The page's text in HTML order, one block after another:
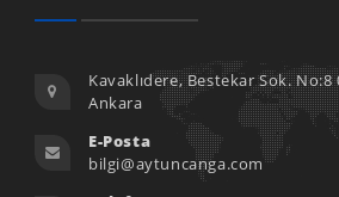
Kavaklıdere, Bestekar Sok. No:8
Ankara
E-Posta
bilgi@aytuncanga.com